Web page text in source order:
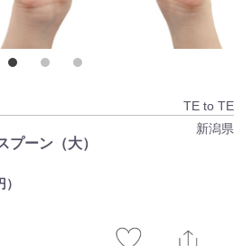
TE to TE
新潟県
プーン（大）